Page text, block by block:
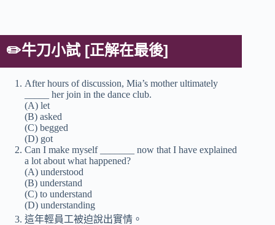
✏️牛刀小試 [正解在最後]
After hours of discussion, Mia’s mother ultimately
_____ her join in the dance club.
(A) let
(B) asked
(C) begged
(D) got
Can I make myself _______ now that I have explained
a lot about what happened?
(A) understood
(B) understand
(C) to understand
(D) understanding
這年輕員工被迫說出實情。